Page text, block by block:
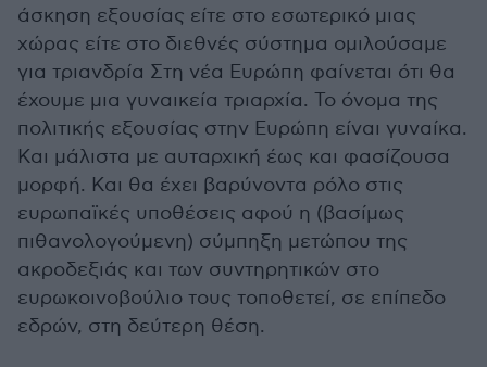
άσκηση εξουσίας είτε στο εσωτερικό μιας
χώρας είτε στο διεθνές σύστημα ομιλούσαμε
για τριανδρία Στη νέα Ευρώπη φαίνεται ότι θα
έχουμε μια γυναικεία τριαρχία. Το όνομα της
πολιτικής εξουσίας στην Ευρώπη είναι γυναίκα.
Και μάλιστα με αυταρχική έως και φασίζουσα
μορφή. Και θα έχει βαρύνοντα ρόλο στις
ευρωπαϊκές υποθέσεις αφού η (βασίμως
πιθανολογούμενη) σύμπηξη μετώπου της
ακροδεξιάς και των συντηρητικών στο
ευρωκοινοβούλιο τους τοποθετεί, σε επίπεδο
εδρών, στη δεύτερη θέση.